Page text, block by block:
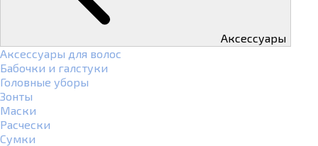
Аксессуары
Аксессуары для волос
Бабочки и галстуки
Головные уборы
Зонты
Маски
Расчески
Сумки